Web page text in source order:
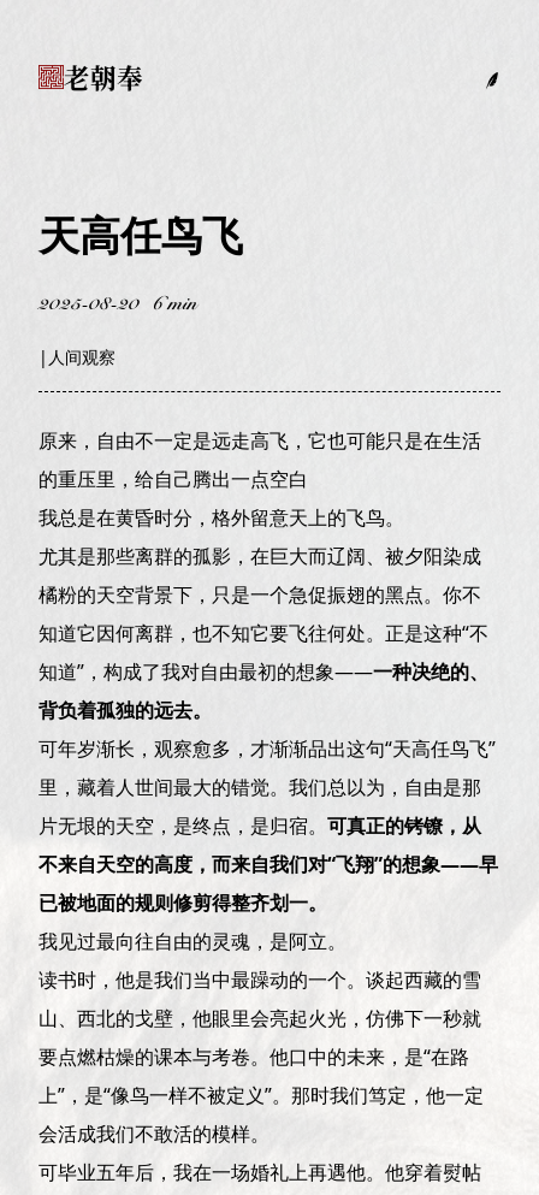
老朝奉
天高任鸟飞
2025-08-20 6 min
| 人间观察
原来，自由不一定是远走高飞，它也可能只是在生活
的重压里，给自己腾出一点空白
我总是在黄昏时分，格外留意天上的飞鸟。
尤其是那些离群的孤影，在巨大而辽阔、被夕阳染成
橘粉的天空背景下，只是一个急促振翅的黑点。你不
知道它因何离群，也不知它要飞往何处。正是这种“不
知道”，构成了我对自由最初的想象——一种决绝的、
背负着孤独的远去。
可年岁渐长，观察愈多，才渐渐品出这句“天高任鸟飞”
里，藏着人世间最大的错觉。我们总以为，自由是那
片无垠的天空，是终点，是归宿。可真正的铐镣，从
不来自天空的高度，而来自我们对“飞翔”的想象——早
已被地面的规则修剪得整齐划一。
我见过最向往自由的灵魂，是阿立。
读书时，他是我们当中最躁动的一个。谈起西藏的雪
山、西北的戈壁，他眼里会亮起火光，仿佛下一秒就
要点燃枯燥的课本与考卷。他口中的未来，是“在路
上”，是“像鸟一样不被定义”。那时我们笃定，他一定
会活成我们不敢活的模样。
可毕业五年后，我在一场婚礼上再遇他。他穿着熨帖